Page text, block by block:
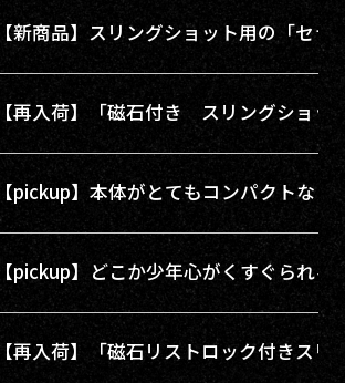
【新商品】スリングショット用の「セ
【再入荷】「磁石付き スリングショ
【pickup】本体がとてもコンパクトな
【pickup】どこか少年心がくすぐられ
【再入荷】「磁石リストロック付きス